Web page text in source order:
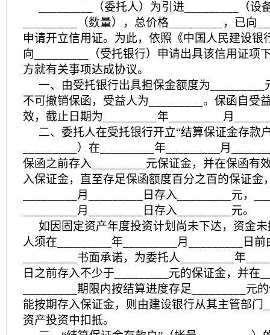
_________（委托人）为引进_________（设
_________（数量），总价格_________，已向
申请开立信用证。为此，依照《中国人民建设银
向_________（受托银行）申请出具该信用证项
方就有关事项达成协议。
一、由受托银行出具担保金额度为
不可撤销保函，受益人为_________。保函自受
效，截止日期为_________年_________月
二、委托人在受托银行开立“结算保证金存款
_________）在_________年_________月
保函之前存入_________元保证金，并在保函有
入保证金，直至存足保函额度百分之百的保证金
_________月_________日存入_________元，
_________月_________日存入_________元。
如因固定资产年度投资计划尚未下达，资金
人须在_________年_________月_________日
_________书面承诺，为委托人_________年
日之前存入不少于_________元的保证金，并在
_________期限内按结算进度存足_________元
能按期存入保证金，则由建设银行从其主管部门
资产投资中扣抵。